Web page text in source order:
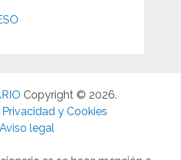
Copyright © 2026.
y Cookies
Aviso legal